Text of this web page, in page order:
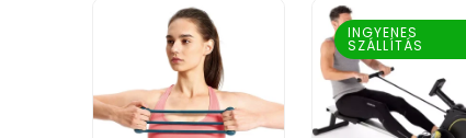
INGYENES
SZÁLLÍTÁS